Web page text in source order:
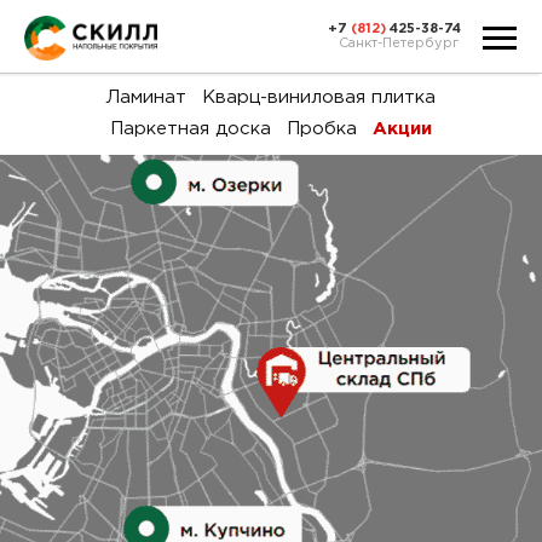
и
+7 (812) 425-38-74
Санкт-Петербург
Ламинат
Кварц-виниловая плитка
Паркетная доска
Пробка Акции